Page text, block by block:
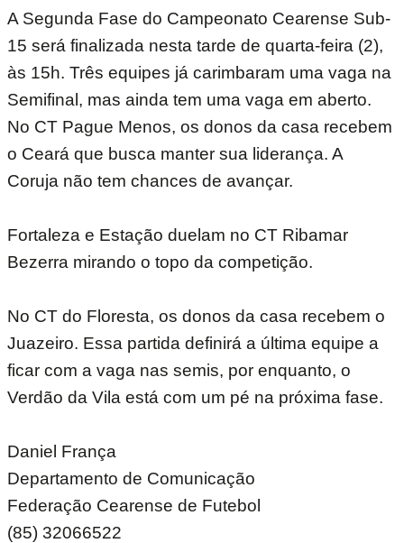
A Segunda Fase do Campeonato Cearense Sub-
15 será finalizada nesta tarde de quarta-feira (2),
às 15h. Três equipes já carimbaram uma vaga na
Semifinal, mas ainda tem uma vaga em aberto.
No CT Pague Menos, os donos da casa recebem
o Ceará que busca manter sua liderança. A
Coruja não tem chances de avançar.
Fortaleza e Estação duelam no CT Ribamar
Bezerra mirando o topo da competição.
No CT do Floresta, os donos da casa recebem o
Juazeiro. Essa partida definirá a última equipe a
ficar com a vaga nas semis, por enquanto, o
Verdão da Vila está com um pé na próxima fase.
Daniel França
Departamento de Comunicação
Federação Cearense de Futebol
(85) 32066522